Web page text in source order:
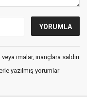
imalar, inançlara saldırı
yazılmış yorumlar